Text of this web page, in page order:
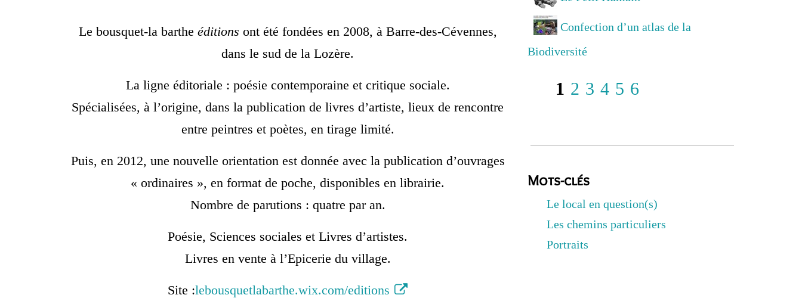
Le bousquet-la barthe éditions ont été fondées en 2008, à Barre-des-Cévennes,
dans le sud de la Lozère.
La ligne éditoriale : poésie contemporaine et critique sociale.
Spécialisées, à l’origine, dans la publication de livres d’artiste, lieux de rencontre
entre peintres et poètes, en tirage limité.
Puis, en 2012, une nouvelle orientation est donnée avec la publication d’ouvrages
« ordinaires », en format de poche, disponibles en librairie.
Nombre de parutions : quatre par an.
Poésie, Sciences sociales et Livres d’artistes.
Livres en vente à l’Epicerie du village.
Site :lebousquetlabarthe.wix.com/editions
Confection d’un atlas de la
Biodiversité
1 2 3 4 5 6
Mots-clés
Le local en question(s)
Les chemins particuliers
Portraits